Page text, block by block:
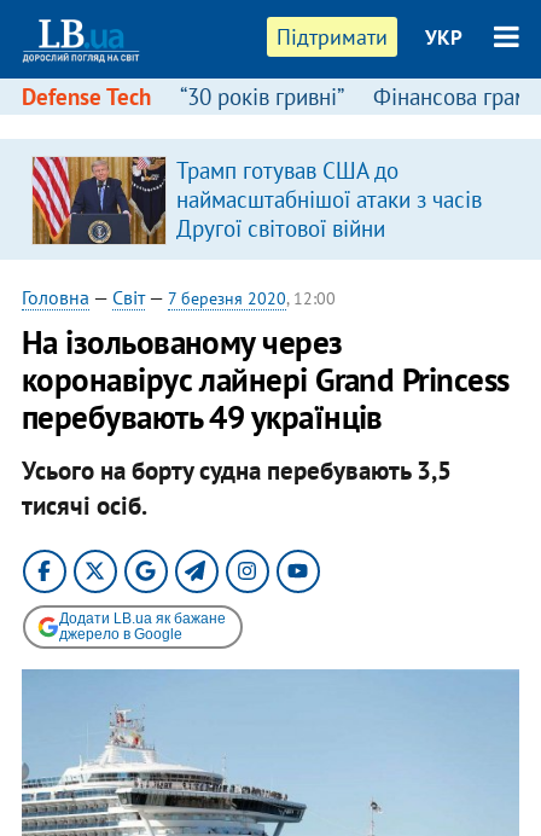
Підтримати УКР
Defense Tech “30 років гривні” Фінансова
Трамп готував США до
наймасштабнішої атаки з часів
Другої світової війни
Головна — Світ— 7 березня 2020, 12:00
На ізольованому через
коронавірус лайнері Grand Princess
перебувають 49 українців
Усього на борту судна перебувають 3,5
тисячі осіб.
Додати LB.ua як бажане
джерело в Google